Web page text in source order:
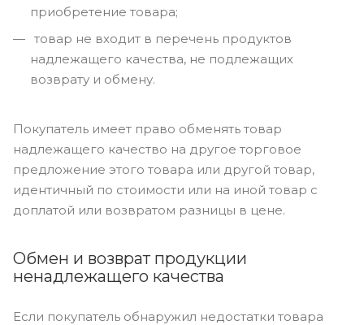
приобретение товара;
товар не входит в перечень продуктов
надлежащего качества, не подлежащих
возврату и обмену.
Покупатель имеет право обменять товар
надлежащего качество на другое торговое
предложение этого товара или другой товар,
идентичный по стоимости или на иной товар с
доплатой или возвратом разницы в цене.
Обмен и возврат продукции
ненадлежащего качества
Если покупатель обнаружил недостатки товара